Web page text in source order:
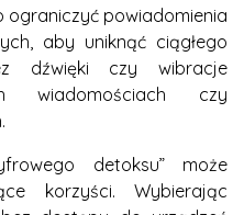
ograniczyć powiadomienia
aby uniknąć ciągłego
dźwięki czy wibracje
wiadomościach czy
detoksu” może
korzyści. Wybierając